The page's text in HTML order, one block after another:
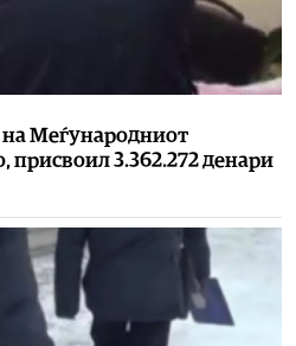
Меѓународниот
присвоил 3.362.272 денари